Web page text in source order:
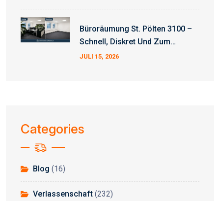
Büroräumung St. Pölten 3100 –
Schnell, Diskret Und Zum
Fixpreis
JULI 15, 2026
Categories
Blog (16)
Verlassenschaft (232)